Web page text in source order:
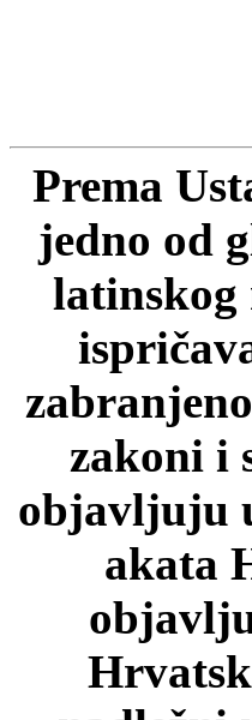
Prema
jedno od
latinskog
zakoni i
objavljuju
akata